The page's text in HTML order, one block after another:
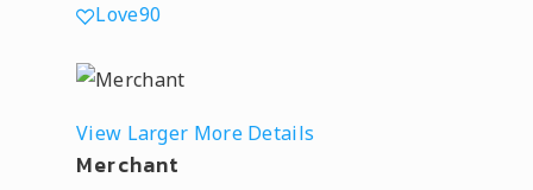
Love90
View Larger More Details
Merchant